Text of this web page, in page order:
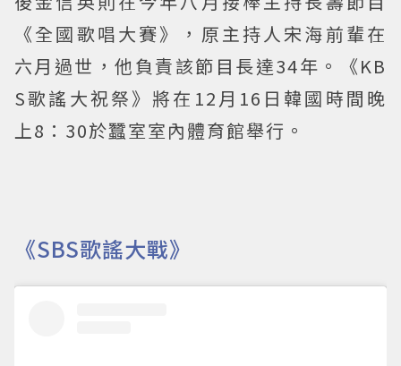
《全國歌唱大賽》，原主持人宋海前輩在
六月過世，他負責該節目長達34年。《KB
S歌謠大祝祭》將在12月16日韓國時間晚
上8：30於蠶室室內體育館舉行。
《SBS歌謠大戰》